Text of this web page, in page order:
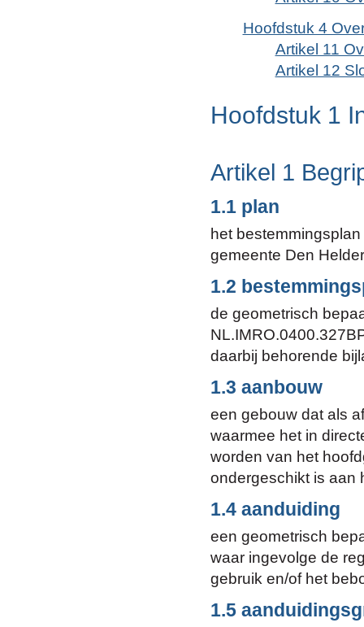
Hoofdstuk 4
Artikel 11
Artikel 12
Hoofdstuk 1
Artikel 1
1.1 plan
het
gemeente Den
1.2
de geometrisch
daarbij behorende
1.3 aanbouw
een gebouw dat als
waarmee het in
worden van het
ondergeschikt is aan
1.4 aanduiding
een geometrisch
waar ingevolge de
gebruik en/of het
1.5